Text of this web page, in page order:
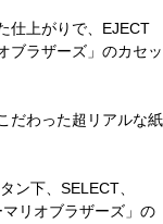
仕上がりで、EJECT
ブラザーズ」のカセッ
だわった超リアルな紙
ン下、SELECT、
リオブラザーズ」の